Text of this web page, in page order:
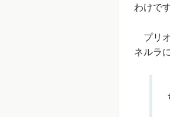
わけです
プリオ
ネルラ